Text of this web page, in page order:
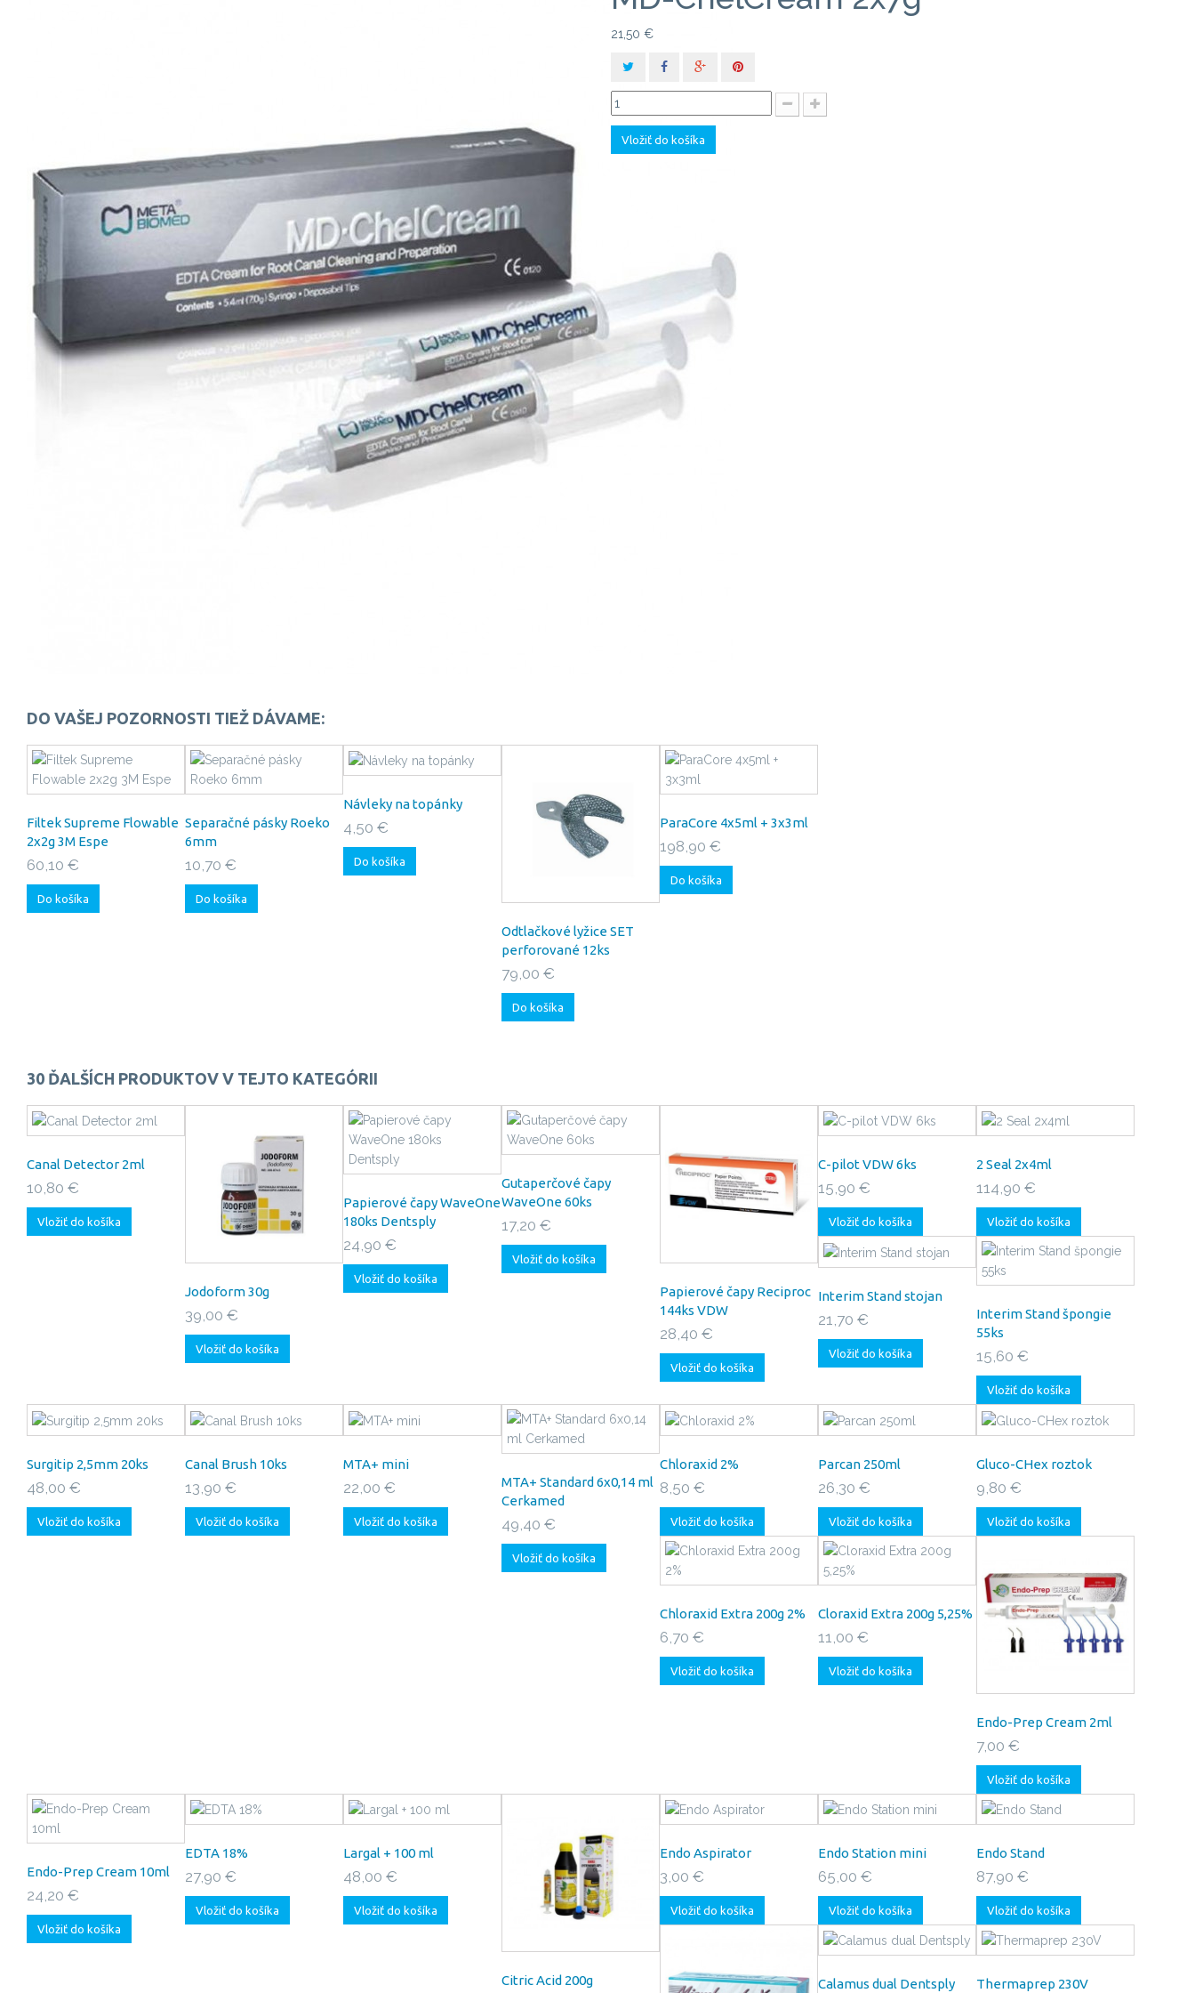
21,50 €
Vložiť do košíka
DO VAŠEJ POZORNOSTI TIEŽ DÁVAME:
Filtek Supreme Flowable
2x2g 3M Espe
60,10 €
Do košíka
Separačné pásky Roeko
6mm
10,70 €
Do košíka
Návleky na topánky
4,50 €
Do košíka
Odtlačkové lyžice SET
perforované 12ks
79,00 €
Do košíka
ParaCore 4x5ml + 3x3ml
198,90 €
Do košíka
30 ĎALŠÍCH PRODUKTOV V TEJTO KATEGÓRII
Canal Detector 2ml
10,80 €
Vložiť do košíka
Jodoform 30g
39,00 €
Vložiť do košíka
Papierové čapy WaveOne
180ks Dentsply
24,90 €
Vložiť do košíka
Gutaperčové čapy
WaveOne 60ks
17,20 €
Vložiť do košíka
Papierové čapy Reciproc
144ks VDW
28,40 €
Vložiť do košíka
C-pilot VDW 6ks
15,90 €
Vložiť do košíka
2 Seal 2x4ml
114,90 €
Vložiť do košíka
Interim Stand stojan
21,70 €
Vložiť do košíka
Interim Stand špongie
55ks
15,60 €
Vložiť do košíka
Surgitip 2,5mm 20ks
48,00 €
Vložiť do košíka
Canal Brush 10ks
13,90 €
Vložiť do košíka
MTA+ mini
22,00 €
Vložiť do košíka
MTA+ Standard 6x0,14 ml
Cerkamed
49,40 €
Vložiť do košíka
Chloraxid 2%
8,50 €
Vložiť do košíka
Parcan 250ml
26,30 €
Vložiť do košíka
Gluco-CHex roztok
9,80 €
Vložiť do košíka
Chloraxid Extra 200g 2%
6,70 €
Vložiť do košíka
Cloraxid Extra 200g 5,25%
11,00 €
Vložiť do košíka
Endo-Prep Cream 2ml
7,00 €
Vložiť do košíka
Endo-Prep Cream 10ml
24,20 €
Vložiť do košíka
EDTA 18%
27,90 €
Vložiť do košíka
Largal + 100 ml
48,00 €
Vložiť do košíka
Citric Acid 200g
Endo Aspirator
3,00 €
Vložiť do košíka
Endo Station mini
65,00 €
Vložiť do košíka
Endo Stand
87,90 €
Vložiť do košíka
Calamus dual Dentsply Thermaprep 230V